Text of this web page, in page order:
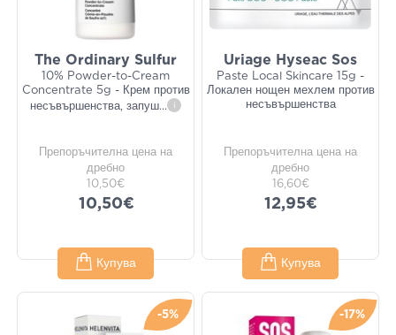
The Ordinary Sulfur
10% Powder-to-Cream
Concentrate 5g - Крем против
несъвършенства, запуш... i
Препоръчителна цена на
дребно
10,50€
10,50€
Купува
Uriage Hyseac Sos
Paste Local Skincare 15g -
Локален нощен мехлем против
несъвършенства
Препоръчителна цена на
дребно
16,60€
12,95€
Купува
-5% -17%